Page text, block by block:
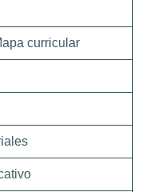
curricular